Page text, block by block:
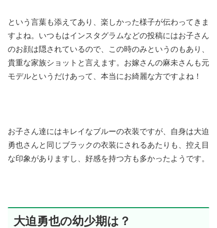
という言葉も添えてあり、楽しかった様子が伝わってきま
すよね。いつもはインスタグラムなどの投稿にはお子さん
のお顔は隠されているので、この時のみというのもあり、
貴重な家族ショットと言えます。お嫁さんの麻未さんも元
モデルというだけあって、本当にお綺麗な方ですよね！
お子さん達にはキレイなブルーの衣装ですが、自身は大迫
勇也さんと同じブラックの衣装にされるあたりも、控え目
な印象がありますし、好感を持つ方も多かったようです。
大迫勇也の幼少期は？